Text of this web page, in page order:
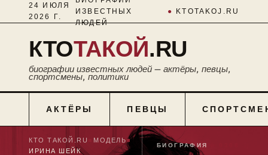
24 ИЮЛЯ
2026 Г.
ИЗВЕСТНЫХ
ЛЮДЕЙ
● KTOTAKOJ.RU
КТОТАКОЙ.RU
биографии известных людей — актёры, певцы,
спортсмены, политики
АКТЁРЫ ПЕВЦЫ
КТО ТАКОЙ.RU МОДЕЛЬ■
ИРИНА ШЕЙК
БИОГРАФИЯ